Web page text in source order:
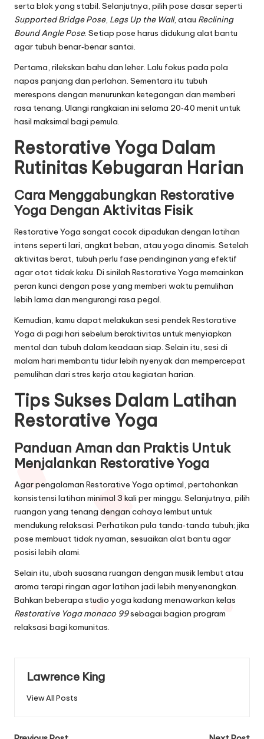
serta blok yang stabil. Selanjutnya, pilih pose dasar seperti
Supported Bridge Pose, Legs Up the Wall, atau Reclining
Bound Angle Pose. Setiap pose harus didukung alat bantu
agar tubuh benar‑benar santai.
Pertama, rilekskan bahu dan leher. Lalu fokus pada pola
napas panjang dan perlahan. Sementara itu tubuh
merespons dengan menurunkan ketegangan dan memberi
rasa tenang. Ulangi rangkaian ini selama 20‑40 menit untuk
hasil maksimal bagi pemula.
Restorative Yoga Dalam
Rutinitas Kebugaran Harian
Cara Menggabungkan Restorative
Yoga Dengan Aktivitas Fisik
Restorative Yoga sangat cocok dipadukan dengan latihan
intens seperti lari, angkat beban, atau yoga dinamis. Setelah
aktivitas berat, tubuh perlu fase pendinginan yang efektif
agar otot tidak kaku. Di sinilah Restorative Yoga memainkan
peran kunci dengan pose yang memberi waktu pemulihan
lebih lama dan mengurangi rasa pegal.
Kemudian, kamu dapat melakukan sesi pendek Restorative
Yoga di pagi hari sebelum beraktivitas untuk menyiapkan
mental dan tubuh dalam keadaan siap. Selain itu, sesi di
malam hari membantu tidur lebih nyenyak dan mempercepat
pemulihan dari stres kerja atau kegiatan harian.
Tips Sukses Dalam Latihan
Restorative Yoga
Panduan Aman dan Praktis Untuk
Menjalankan Restorative Yoga
Agar pengalaman Restorative Yoga optimal, pertahankan
konsistensi latihan minimal 3 kali per minggu. Selanjutnya, pilih
ruangan yang tenang dengan cahaya lembut untuk
mendukung relaksasi. Perhatikan pula tanda‑tanda tubuh; jika
pose membuat tidak nyaman, sesuaikan alat bantu agar
posisi lebih alami.
Selain itu, ubah suasana ruangan dengan musik lembut atau
aroma terapi ringan agar latihan jadi lebih menyenangkan.
Bahkan beberapa studio yoga kadang menawarkan kelas
Restorative Yogamonaco 99sebagai bagian program
relaksasi bagi komunitas.
Lawrence King
View All Posts